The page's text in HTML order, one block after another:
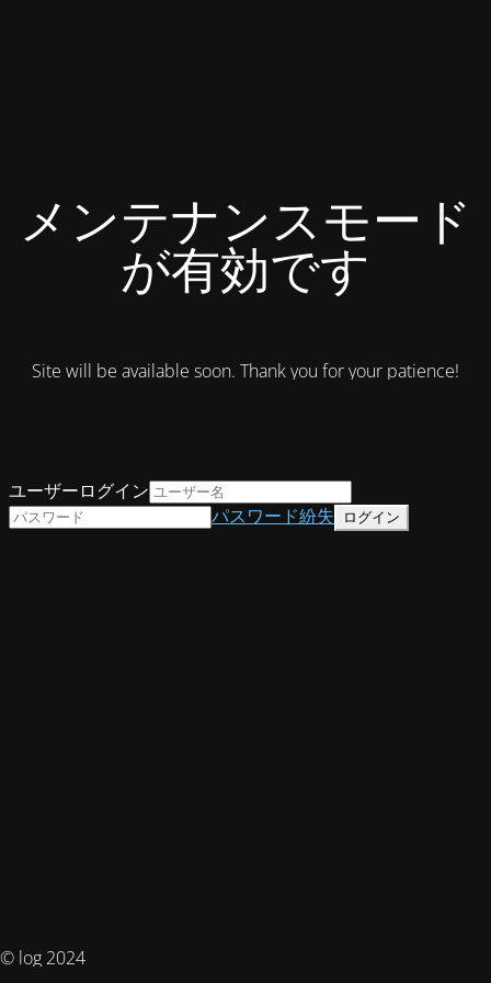
メンテナンスモード
が有効です
Site will be available soon. Thank you for your patience!
© log 2024
ユーザーログイン
パスワード紛失